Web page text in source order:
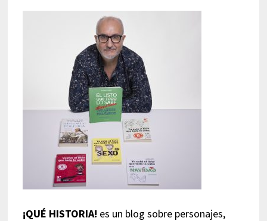
¡QUÉ HISTORIA! es un blog sobre personajes,